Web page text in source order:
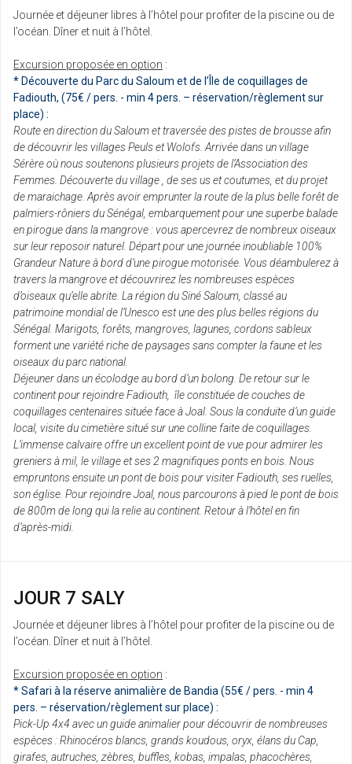
Journée et déjeuner libres à l’hôtel pour profiter de la piscine ou de
l’océan. Dîner et nuit à l’hôtel.
Excursion proposée en option :
* Découverte du Parc du Saloum et de l’Île de coquillages de
Fadiouth, (75€ / pers. - min 4 pers. – réservation/règlement sur
place) :
Route en direction du Saloum et traversée des pistes de brousse afin
de découvrir les villages Peuls et Wolofs. Arrivée dans un village
Sérère où nous soutenons plusieurs projets de l’Association des
Femmes. Découverte du village , de ses us et coutumes, et du projet
de maraichage. Après avoir emprunter la route de la plus belle forêt de
palmiers-rôniers du Sénégal, embarquement pour une superbe balade
en pirogue dans la mangrove : vous apercevrez de nombreux oiseaux
sur leur reposoir naturel. Départ pour une journée inoubliable 100%
Grandeur Nature à bord d’une pirogue motorisée. Vous déambulerez à
travers la mangrove et découvrirez les nombreuses espèces
d’oiseaux qu’elle abrite. La région du Siné Saloum, classé au
patrimoine mondial de l’Unesco est une des plus belles régions du
Sénégal. Marigots, forêts, mangroves, lagunes, cordons sableux
forment une variété riche de paysages sans compter la faune et les
oiseaux du parc national.
Déjeuner dans un écolodge au bord d’un bolong. De retour sur le
continent pour rejoindre Fadiouth, île constituée de couches de
coquillages centenaires située face à Joal. Sous la conduite d’un guide
local, visite du cimetière situé sur une colline faite de coquillages.
L’immense calvaire offre un excellent point de vue pour admirer les
greniers à mil, le village et ses 2 magnifiques ponts en bois. Nous
empruntons ensuite un pont de bois pour visiter Fadiouth, ses ruelles,
son église. Pour rejoindre Joal, nous parcourons à pied le pont de bois
de 800m de long qui la relie au continent. Retour à l’hôtel en fin
d’après-midi.
JOUR 7 SALY
Journée et déjeuner libres à l’hôtel pour profiter de la piscine ou de
l’océan. Dîner et nuit à l’hôtel.
Excursion proposée en option :
* Safari à la réserve animalière de Bandia (55€ / pers. - min 4
pers. – réservation/règlement sur place) :
Pick-Up 4x4 avec un guide animalier pour découvrir de nombreuses
espèces : Rhinocéros blancs, grands koudous, oryx, élans du Cap,
girafes, autruches, zèbres, buffles, kobas, impalas, phacochères,